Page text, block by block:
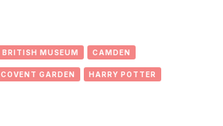
BRITISH MUSEUM CAMDEN
COVENT GARDEN HARRY POTTER